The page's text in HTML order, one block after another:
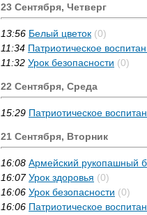
23 Сентября, Четверг
13:56 Белый цветок (0)
11:34 Патриотическое
11:32 Урок безопасности (0)
22 Сентября, Среда
15:29 Патриотическое
21 Сентября, Вторник
16:08 Армейский рукопашный
16:07 Урок здоровья (0)
16:06 Урок безопасности (0)
16:06 Патриотическое